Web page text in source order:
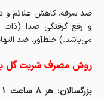
ضد سرفه. کاهش علائم و
و رفع گرفتگی صدا
می‌باشد.) خلط‌آور. ضد
روش مصرف شربت گل